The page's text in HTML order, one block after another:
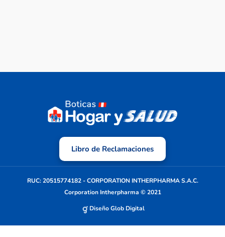
Libro de Reclamaciones
RUC: 20515774182 - CORPORATION INTHERPHARMA S.A.C.
Corporation Intherpharma © 2021
Diseño Glob Digital